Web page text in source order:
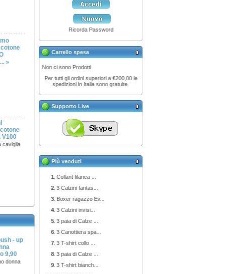
... »
V100
caviglia
- up
9,90
donna
Ricorda Password
Carrello spesa
Non ci sono Prodotti
Per tutti gli ordini superiori a €200,00 le
spedizioni in Italia sono gratuite.
Supporto Live
Più venduti
1 Collant filanca ...
2 3 Calzini fantas...
3 Boxer ragazzo Ev...
4 3 Calzini invisi...
5 3 paia di Calze ...
6 3 Canottiera spa...
7 3 T-shirt collo ...
8 3 paia di Calze ...
9 3 T-shirt bianch...